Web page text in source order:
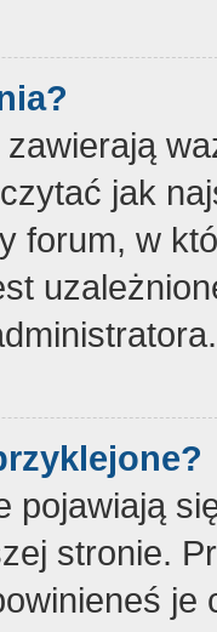
zawierają
jak
forum, w
pojawiają
stronie.
je